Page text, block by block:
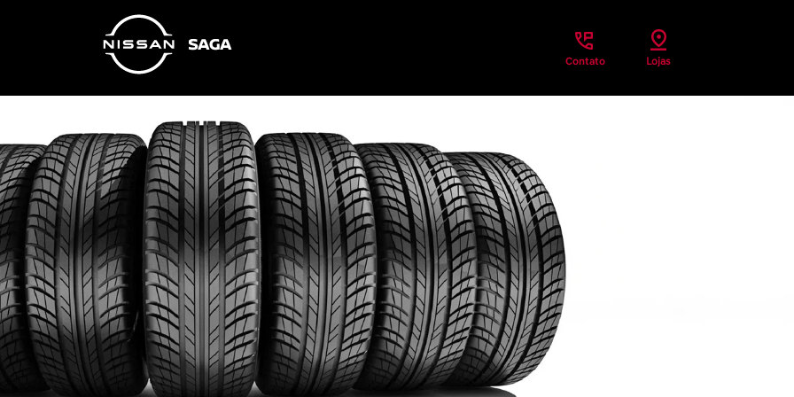
Contato Lojas